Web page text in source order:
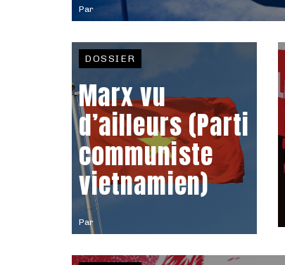
Par
Par
DOSSIER
Marx vu
d’ailleurs (Parti
communiste
vietnamien)